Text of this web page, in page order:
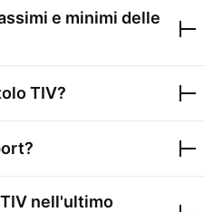
e minimi delle
TIV?
TIV nell'ultimo